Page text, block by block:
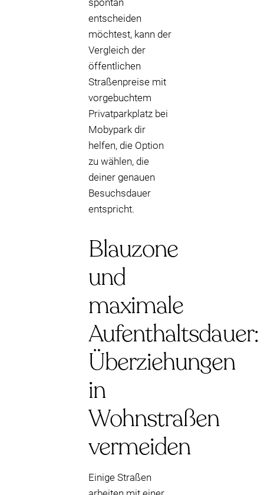
spontan
entscheiden
möchtest, kann der
Vergleich der
öffentlichen
Straßenpreise mit
vorgebuchtem
Privatparkplatz bei
Mobypark dir
helfen, die Option
zu wählen, die
deiner genauen
Besuchsdauer
entspricht.
Blauzone
und
maximale
Aufenthaltsdauer:
Überziehungen
in
Wohnstraßen
vermeiden
Einige Straßen